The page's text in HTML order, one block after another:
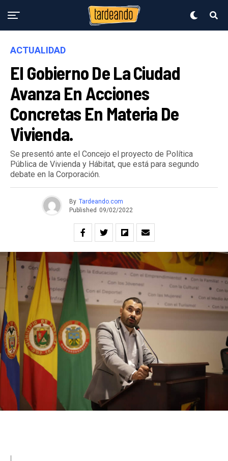
ACTUALIDAD
El Gobierno De La Ciudad
Avanza En Acciones
Concretas En Materia De
Vivienda.
Se presentó ante el Concejo el proyecto de Política
Pública de Vivienda y Hábitat, que está para segundo
debate en la Corporación.
By Tardeando.com
Published 09/02/2022